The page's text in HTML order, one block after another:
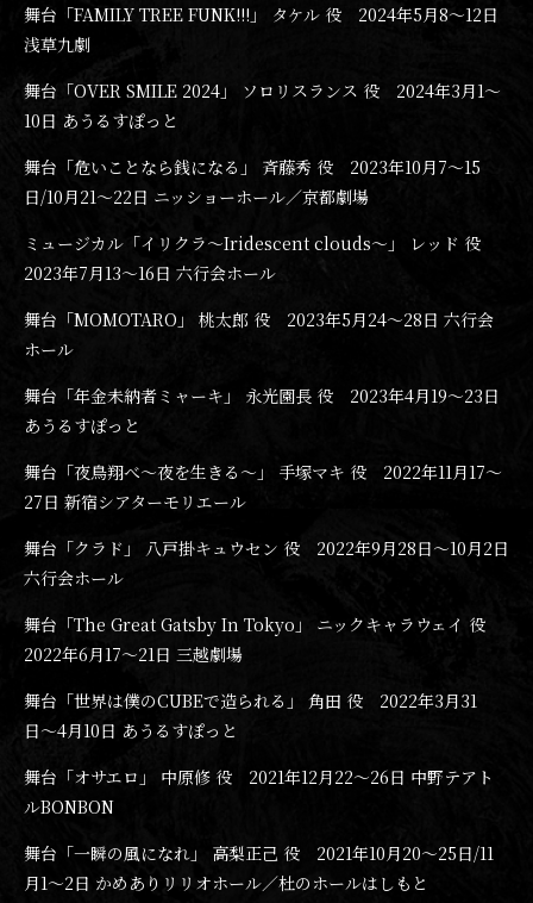
舞台「FAMILY TREE FUNK!!!」 タケル 役 2024年5月8〜12日
浅草九劇
舞台「OVER SMILE 2024」 ソロリスランス 役 2024年3月1〜
10日 あうるすぽっと
舞台「危いことなら銭になる」 斉藤秀 役 2023年10月7〜15
日/10月21〜22日 ニッショーホール／京都劇場
ミュージカル「イリクラ～Iridescent clouds～」 レッド 役
2023年7月13〜16日 六行会ホール
舞台「MOMOTARO」 桃太郎 役 2023年5月24〜28日 六行会
ホール
舞台「年金未納者ミャーキ」 永光園長 役 2023年4月19〜23日
あうるすぽっと
舞台「夜鳥翔べ〜夜を生きる〜」 手塚マキ 役 2022年11月17〜
27日 新宿シアターモリエール
舞台「クラド」 八戸掛キュウセン 役 2022年9月28日〜10月2日
六行会ホール
舞台「The Great Gatsby In Tokyo」 ニックキャラウェイ 役
2022年6月17〜21日 三越劇場
舞台「世界は僕のCUBEで造られる」 角田 役 2022年3月31
日〜4月10日 あうるすぽっと
舞台「オサエロ」 中原修 役 2021年12月22〜26日 中野テアト
ルBONBON
舞台「一瞬の風になれ」 高梨正己 役 2021年10月20〜25日/11
月1〜2日 かめありリリオホール／杜のホールはしもと